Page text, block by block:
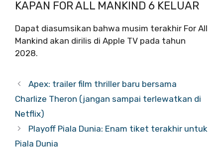
KAPAN FOR ALL MANKIND 6 KELUAR
Dapat diasumsikan bahwa musim terakhir For All
Mankind akan dirilis di Apple TV pada tahun
2028.
Apex: trailer film thriller baru bersama
Charlize Theron (jangan sampai terlewatkan di
Netflix)
Playoff Piala Dunia: Enam tiket terakhir untuk
Piala Dunia